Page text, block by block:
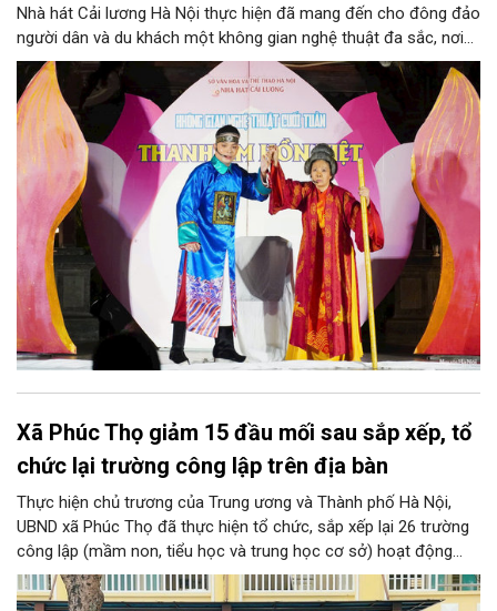
Nhà hát Cải lương Hà Nội thực hiện đã mang đến cho đông đảo
người dân và du khách một không gian nghệ thuật đa sắc, nơi
những làn điệu cải lương, ca cổ, tân cổ và các tiết mục múa
hòa quyện trong không gian của phố đi bộ hồ Hoàn Kiếm. Đặc
biệt, chương trình có sự giao lưu của các nghệ sĩ đến từ
phương Nam, góp phần tạo nên cuộc gặp gỡ nghệ thuật giàu
cảm xúc.
Xã Phúc Thọ giảm 15 đầu mối sau sắp xếp, tổ
chức lại trường công lập trên địa bàn
Thực hiện chủ trương của Trung ương và Thành phố Hà Nội,
UBND xã Phúc Thọ đã thực hiện tổ chức, sắp xếp lại 26 trường
công lập (mầm non, tiểu học và trung học cơ sở) hoạt động
độc lập thành 11 trường. Sau khi sắp xếp, xã Phúc Thọ giảm 15
đầu mối đơn vị, tỷ lệ tinh gọn đạt 57,69%.